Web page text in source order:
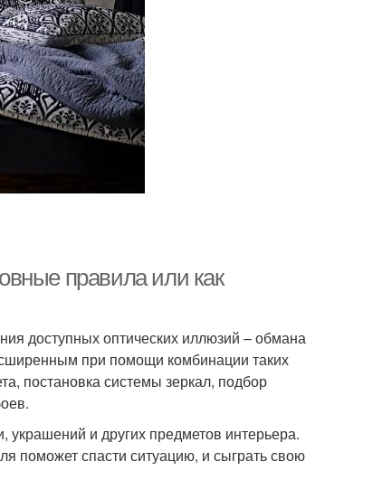
правила или как
доступных оптических иллюзий – обмана
при помощи комбинации таких
постановка системы зеркал, подбор
украшений и других предметов интерьера.
поможет спасти ситуацию, и сыграть свою